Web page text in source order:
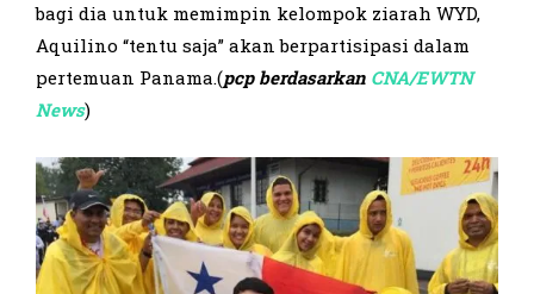
bagi dia untuk memimpin kelompok ziarah WYD,
Aquilino “tentu saja” akan berpartisipasi dalam
pertemuan Panama.(pcp berdasarkan CNA/EWTN
News)